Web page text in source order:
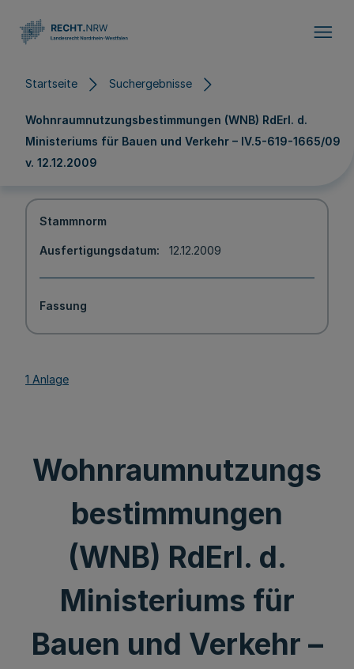
Startseite Suchergebnisse
Wohnraumnutzungsbestimmungen (WNB) RdErl. d.
Ministeriums für Bauen und Verkehr – IV.5-619-1665/09
v. 12.12.2009
Stammnorm
Ausfertigungsdatum 12.12.2009
Fassung
1 Anlage
Wohnraumnutzungs
bestimmungen
(WNB) RdErl. d.
Ministeriums für
Bauen und Verkehr –